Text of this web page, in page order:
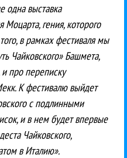
одна выставка
Моцарта, гения, которого
в рамках фестиваля мы
Чайковского» Башмета,
про переписку
К фестивалю выйдет
с подлинными
и в нем будет впервые
Чайковского,
в Италию».